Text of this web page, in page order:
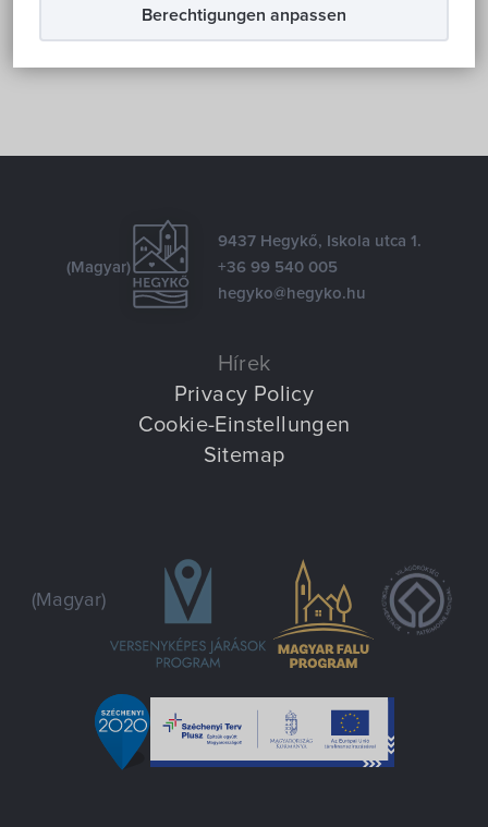
Berechtigungen anpassen
(Magyar)
9437 Hegykő, Iskola utca 1.
+36 99 540 005
hegyko@hegyko.hu
Hírek
Privacy Policy
Cookie-Einstellungen
Sitemap
(Magyar)